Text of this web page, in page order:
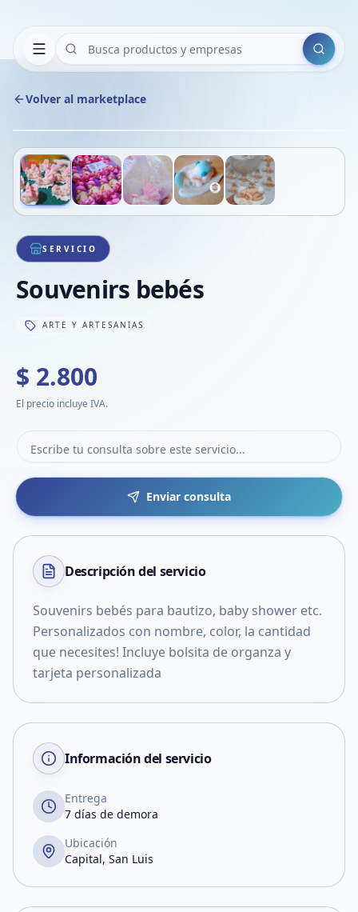
Buscar
Volver al marketplace
1/5
SERVICIO
Souvenirs bebés
ARTE Y ARTESANIAS
$ 2.800
El precio incluye IVA.
Enviar consulta
Descripción del servicio
Souvenirs bebés para bautizo, baby shower etc.
Personalizados con nombre, color, la cantidad
que necesites! Incluye bolsita de organza y
tarjeta personalizada
Información del servicio
Entrega
7 días de demora
Ubicación
Capital, San Luis